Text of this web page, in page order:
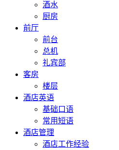
酒水
厨房
前厅
前台
总机
礼宾部
客房
楼层
酒店英语
基础口语
常用短语
酒店管理
酒店工作经验